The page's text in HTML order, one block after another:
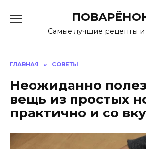
содержаниюСамые лучшие рецепты и
ГЛАВНАЯ » СОВЕТЫ
Неожиданно
вещь из простых
практично и со